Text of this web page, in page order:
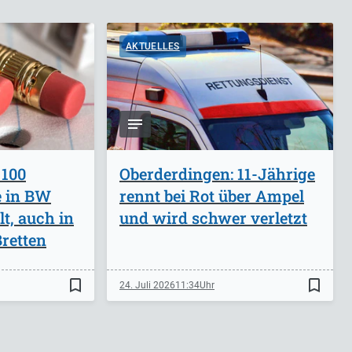
in BW
auch in
bookmark_border
AKTUELLES
Oberderdingen: 11-Jährige
rennt bei Rot über Ampel
und wird schwer verletzt
24. Juli 202611:34 bookmark_border